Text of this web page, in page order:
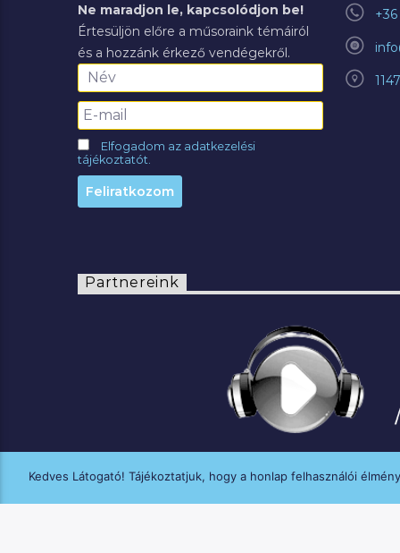
Ne maradjon le, kapcsolódjon be!
Értesüljön előre a műsoraink témáiról
és a hozzánk érkező vendégekről.
Elfogadom az adatkezelési
tájékoztatót.
+36
Partnereink
Kedves Látogató! Tájékoztatjuk, hogy a honlap felhasználói